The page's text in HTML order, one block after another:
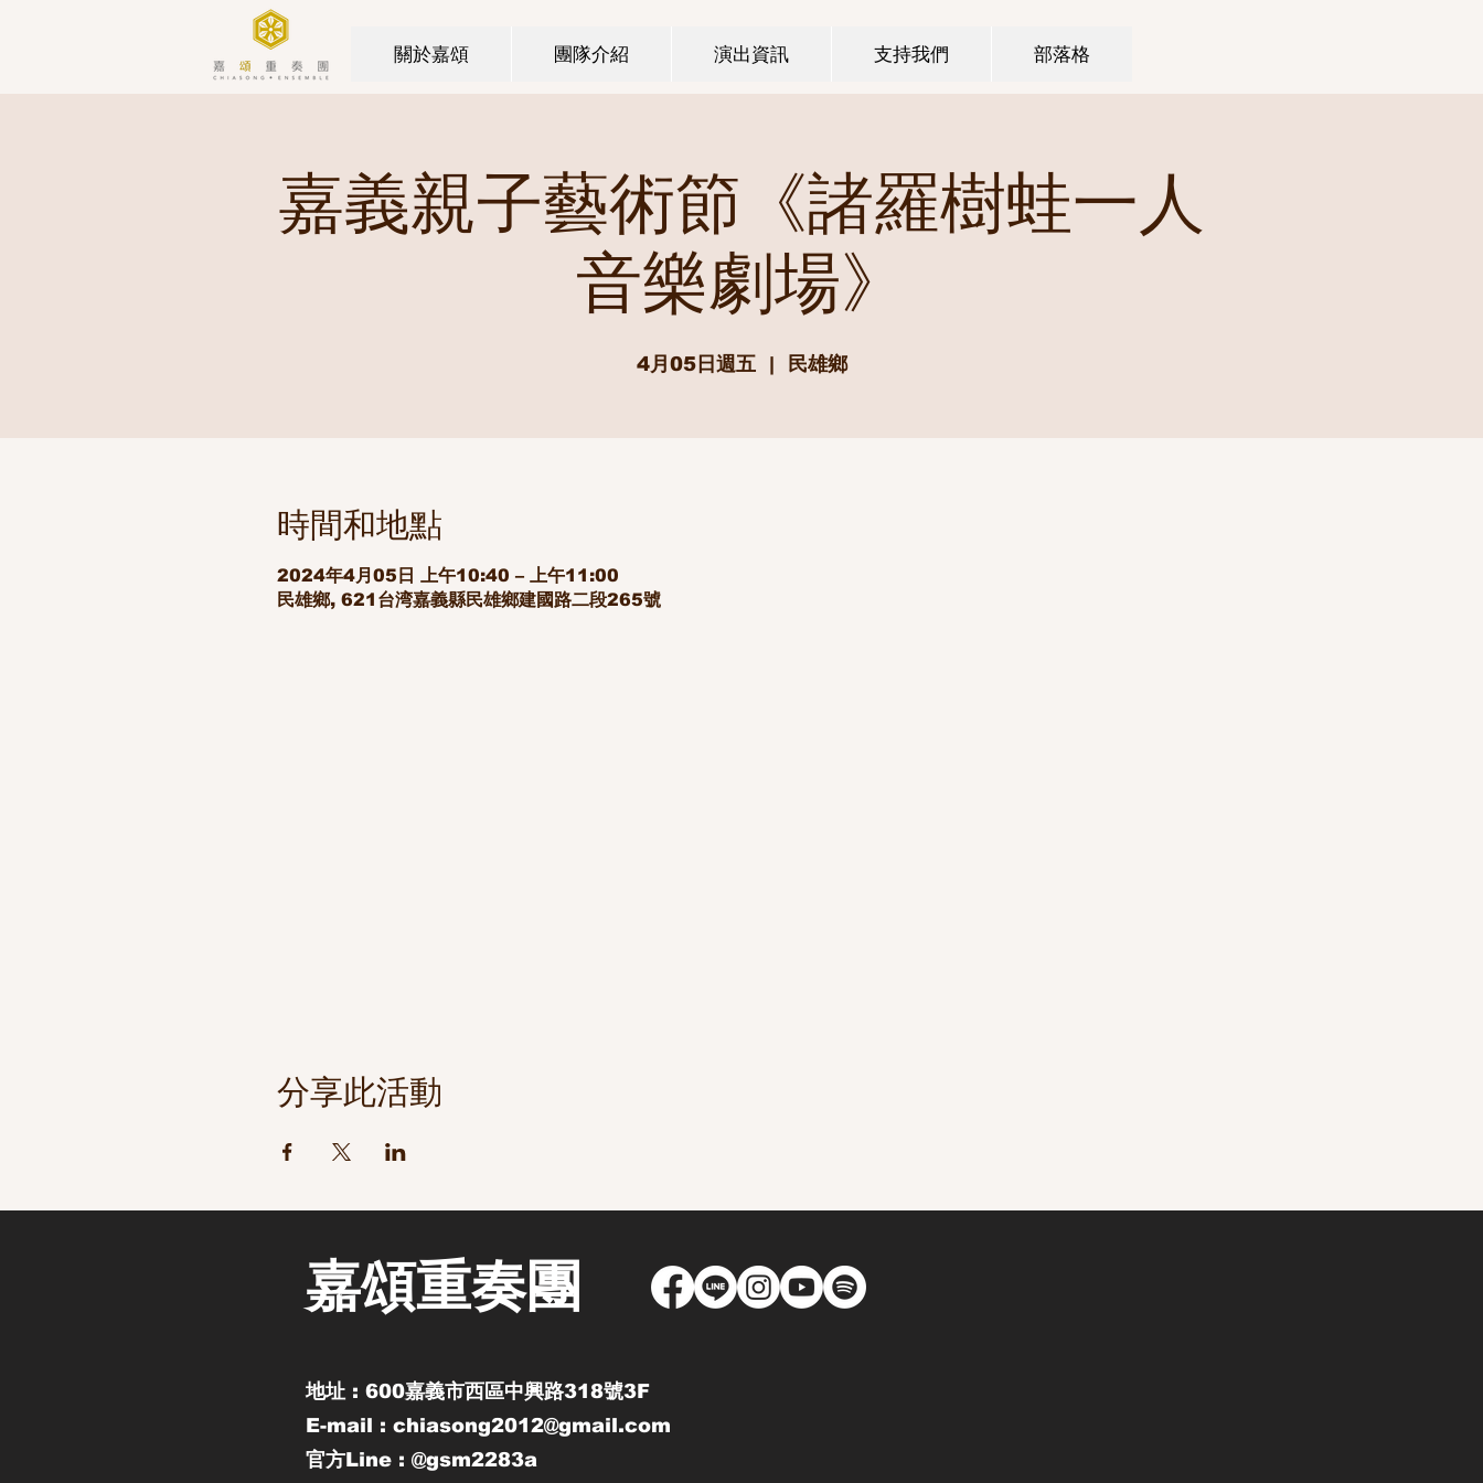
關於嘉頌 團隊介紹 演出資訊 支持我們 部落格
嘉義親子藝術節《諸羅樹蛙一人
音樂劇場》
4月05日週五
  |
民雄鄉
時間和地點
2024年4月05日 上午10:40 – 上午11:00
民雄鄉, 621台湾嘉義縣民雄鄉建國路二段265號
分享此活動
嘉頌重奏團
地址 : 600嘉義市西區中興路318號3F
E-mail : chiasong2012@gmail.com
官方Line : @gsm2283a